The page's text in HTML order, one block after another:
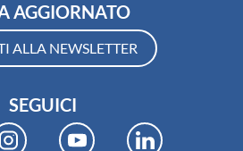
AGGIORNATO
ALLA NEWSLETTER
SEGUICI